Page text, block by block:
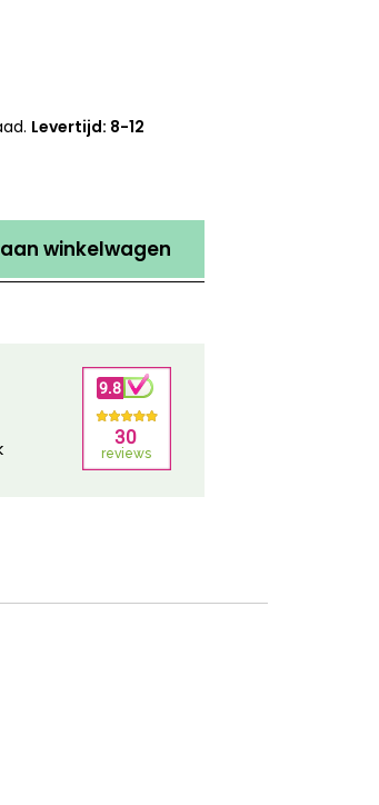
Levertijd: 8-12
winkelwagen